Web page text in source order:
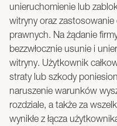
unieruchomienie lub
witryny oraz
prawnych. Na żądanie
bezzwłocznie usunie i
witryny. Użytkownik
straty lub szkody
naruszenie warunków
rozdziale, a także za
wynikłe z łącza